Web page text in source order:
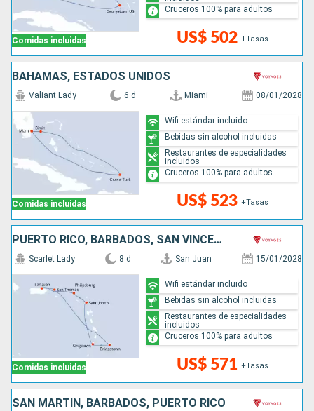
Comidas incluidas US$ 502 +Tasas
Cruceros 100% para adultos
BAHAMAS, ESTADOS UNIDOS
Comidas incluidas
Valiant Lady 6 d Miami 08/01/2028
US$ 523 +Tasas
Wifi estándar incluido
Bebidas sin alcohol incluidas
Restaurantes de especialidades
incluidos
Cruceros 100% para adultos
PUERTO RICO, BARBADOS, SAN VINCENT Y LAS GRANADINAS, ANTIGUA Y BARBUDA, SAN MARTÍN
Comidas incluidas
Scarlet Lady 8 d San Juan 15/01/2028
US$ 571 +Tasas
Wifi estándar incluido
Bebidas sin alcohol incluidas
Restaurantes de especialidades
incluidos
Cruceros 100% para adultos
SAN MARTÍN, BARBADOS, PUERTO RICO